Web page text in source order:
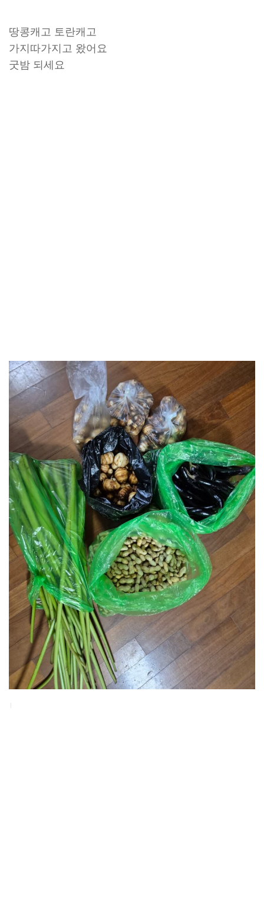
땅콩캐고 토란캐고
가지따가지고 왔어요
굿밤 되세요